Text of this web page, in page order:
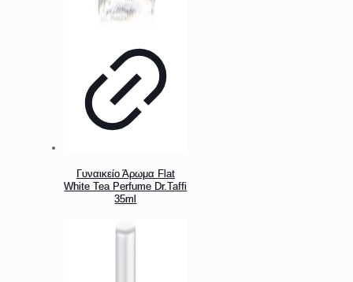
Γυναικείο Άρωμα Flat
White Tea Perfume Dr.Taffi
35ml